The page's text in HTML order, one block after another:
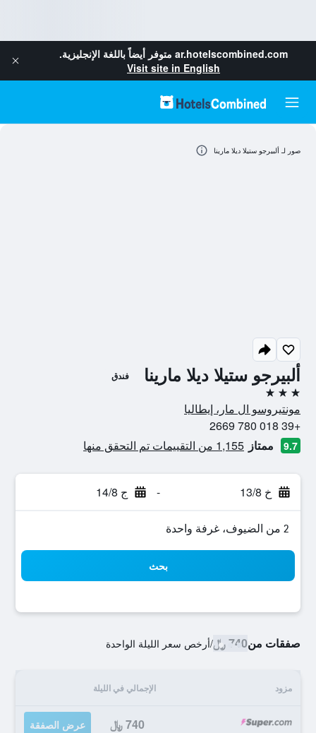
ar.hotelscombined.com متوفر أيضاً باللغة الإنجليزية.
Visit site in English
ألبيرجو ستيلا ديلا مارينا فندق
3 نجوم
مونتيروسو ال مار، إيطاليا
+39 018 780 2669
9.7 ممتاز 1,155 من التقييمات تم التحقق منها
خ 13/8 - ج 14/8
2 من الضيوف، غرفة واحدة
بحث
صفقات من740 ﷼ /أرخص سعر الليلة الواحدة
مزود الإجمالي في الليلة
740 ﷼ عرض الصفقة
صور لـ ألبيرجو ستيلا ديلا مارينا